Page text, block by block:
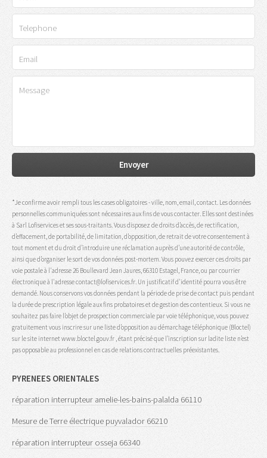
*Je confirme avoir rempli tous les cases obligatoires - ville, nom, email, contact. Les données
personnelles communiquées sont nécessaires aux fins de vous contacter. Elles sont destinées
à Sarl Lofiservices et ses sous-traitants. Vous disposez de droits d’accès, de rectification,
d’effacement, de portabilité, de limitation, d’opposition, de retrait de votre consentement à
tout moment et du droit d’introduire une réclamation auprès d’une autorité de contrôle,
ainsi que d’organiser le sort de vos données post-mortem. Vous pouvez exercer ces droits par
voie postale à l'adresse 26 Boullevard Jean Jaures, 66310 Estagel, France, ou par courrier
électronique à l'adresse contact@lofiservices.fr. Un justificatif d'identité pourra vous être
demandé. Nous conservons vos données pendant la période de prise de contact puis pendant
la durée de prescription légale aux fins probatoires et de gestion des contentieux. Si vous ne
souhaitez pas faire l’objet de prospection commerciale par voie téléphonique, vous pouvez
gratuitement vous inscrire sur une liste d’opposition au démarchage téléphonique (Bloctel)
sur le site internet www.bloctel.gouv.fr , étant précisé que l’inscription sur ladite liste n’est
pas opposable au professionnel en cas de relations contractuelles préexistantes.
PYRENEES ORIENTALES
réparation interrupteur amelie-les-bains-palalda 66110
Mesure de Terre électrique puyvalador 66210
réparation interrupteur osseja 66340